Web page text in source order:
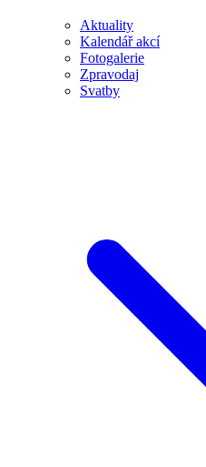
Aktuality
Kalendář akcí
Fotogalerie
Zpravodaj
Svatby